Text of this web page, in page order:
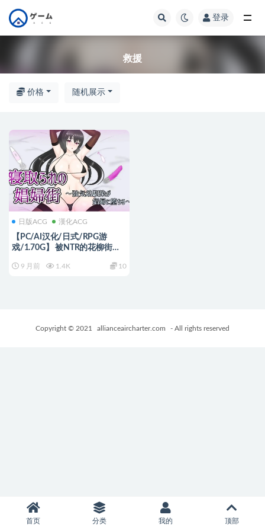
登录
救援
价格 随机展示
日版ACG 漢化ACG
【PC/AI汉化/日式/RPG游
戏/1.70G】 被NTR的花柳街～
Ver1.1 AI汉化版+全回想存档
9 月前 1.4K 10
Copyright © 2021 allianceaircharter.com - All rights reserved
首页 分类 我的 顶部